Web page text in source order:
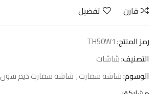
قارن
تفضيل
رمز المنتج:TH50W1
التصنيف:شاشات
الوسوم:شاشه سمارت, شاشه سمارت ذيم سون